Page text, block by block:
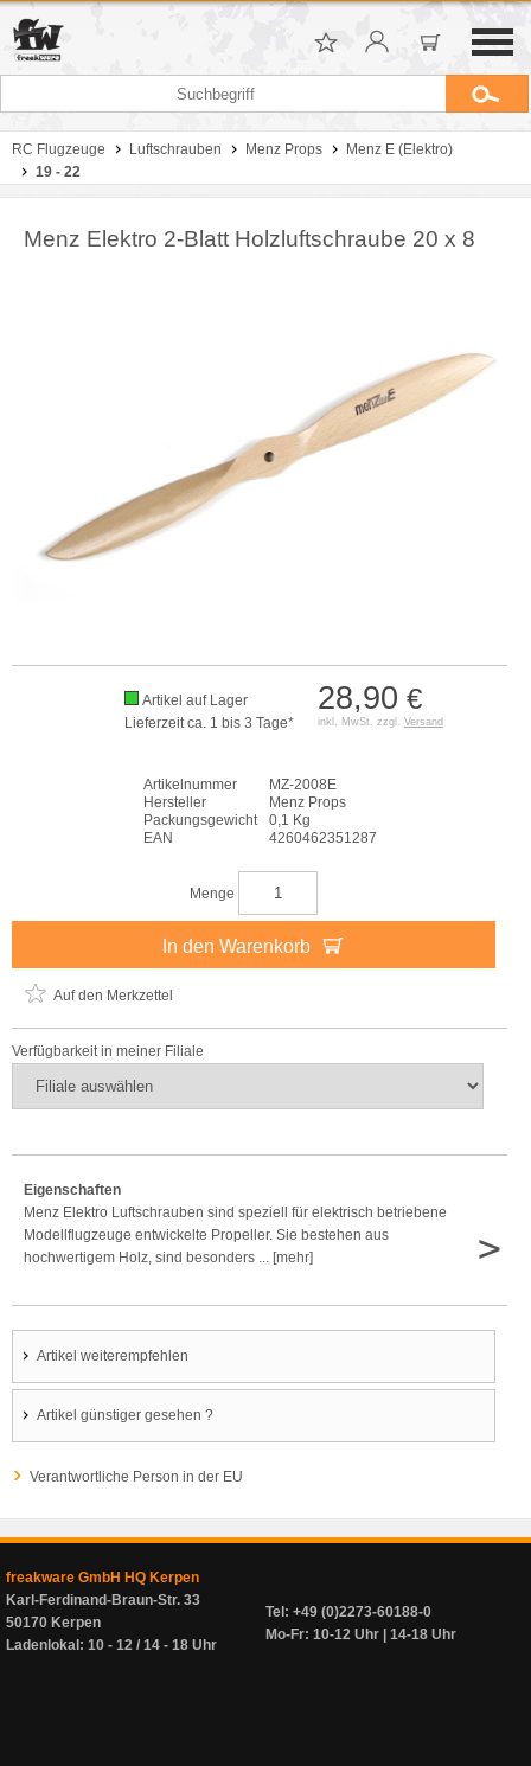
RC Flugzeuge Luftschrauben Menz Props
Menz E (Elektro)
19 - 22
Menz Elektro 2-Blatt Holzluftschraube 20 x 8
28,90 €
inkl. MwSt. zzgl. Versand
Artikel auf Lager
Lieferzeit ca. 1 bis 3 Tage*
Artikelnummer
MZ-2008E
Hersteller
Menz Props
Packungsgewicht
0,1 Kg
EAN
4260462351287
Menge
In den Warenkorb
Auf den Merkzettel
Verfügbarkeit in meiner Filiale
Eigenschaften
Menz Elektro Luftschrauben sind speziell für elektrisch betriebene
Modellflugzeuge entwickelte Propeller. Sie bestehen aus
hochwertigem Holz, sind besonders ... [mehr]
>
Artikel weiterempfehlen
Artikel günstiger gesehen ?
Verantwortliche Person in der EU
freakware GmbH HQ Kerpen
Karl-Ferdinand-Braun-Str. 33
50170 Kerpen
Ladenlokal: 10 - 12 / 14 - 18 Uhr
Tel: +49 (0)2273-60188-0
Mo-Fr: 10-12 Uhr | 14-18 Uhr